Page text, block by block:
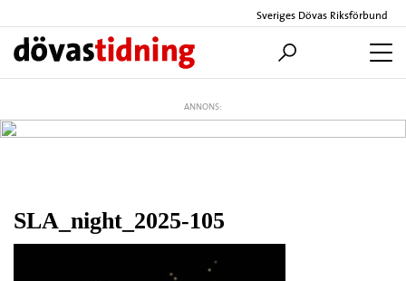
Sveriges Dövas Riksförbund
ANNONS:
SLA_night_2025-105